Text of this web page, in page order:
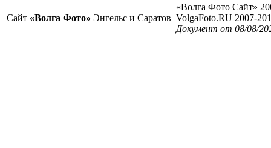
Сайт «Волга Фото» Энгельс и Саратов
«Волга Фото Сайт»
VolgaFoto.RU 2007-
Документ от 08/08/